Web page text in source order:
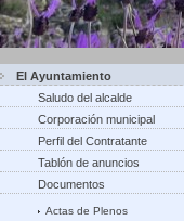
El Ayuntamiento
Saludo del alcalde
Corporación municipal
Perfil del Contratante
Tablón de anuncios
Documentos
Actas de Plenos